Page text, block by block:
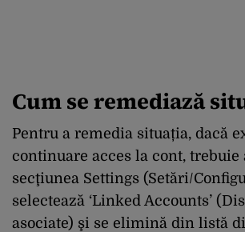
Cum se remediază
Pentru a remedia situația, dacă
continuare acces la cont, trebuie
secţiunea Settings (Setări/
selectează ‘Linked Accounts’
asociate) şi se elimină din listă